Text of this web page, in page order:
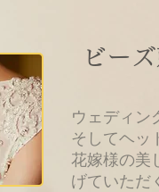
ビー
ウェディン
そしてヘッ
花嫁様の美
げていただ